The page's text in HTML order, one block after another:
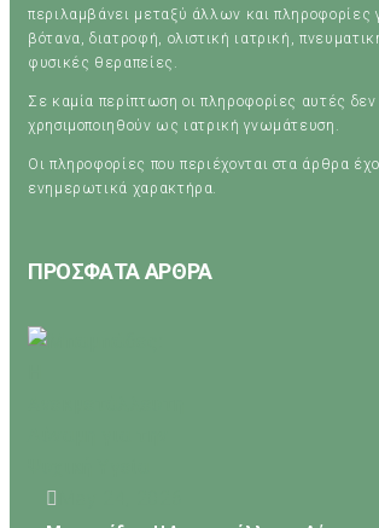
περιλαμβάνει μεταξύ άλλων και πληροφορίες
βότανα, διατροφή, ολιστική ιατρική,
φυσικές θεραπείες.
Σε καμία περίπτωση οι πληροφορίες αυτές δεν
χρησιμοποιηθούν ως ιατρική γνωμάτευση.
Οι πληροφορίες που περιέχονται στα άρθρα
ενημερωτικά χαρακτήρα.
ΠΡΟΣΦΑΤΑ ΑΡΘΡΑ